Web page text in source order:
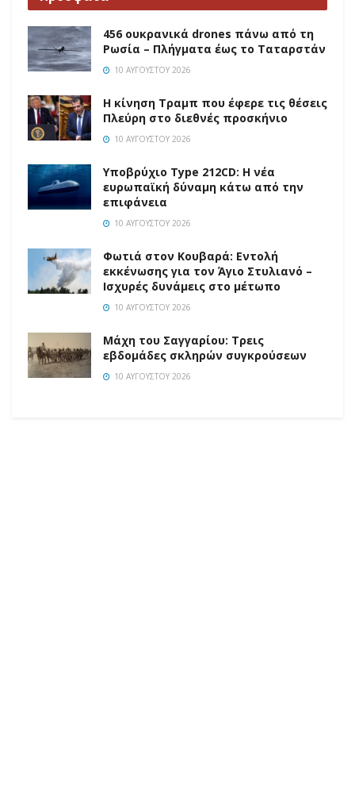
456 ουκρανικά drones πάνω από τη
Ρωσία – Πλήγματα έως το Ταταρστάν
10 ΑΥΓΟΎΣΤΟΥ 2026
Η κίνηση Τραμπ που έφερε τις θέσεις
Πλεύρη στο διεθνές προσκήνιο
10 ΑΥΓΟΎΣΤΟΥ 2026
Υποβρύχιο Type 212CD: Η νέα
ευρωπαϊκή δύναμη κάτω από την
επιφάνεια
10 ΑΥΓΟΎΣΤΟΥ 2026
Φωτιά στον Κουβαρά: Εντολή
εκκένωσης για τον Άγιο Στυλιανό –
Ισχυρές δυνάμεις στο μέτωπο
10 ΑΥΓΟΎΣΤΟΥ 2026
Μάχη του Σαγγαρίου: Τρεις
εβδομάδες σκληρών συγκρούσεων
10 ΑΥΓΟΎΣΤΟΥ 2026